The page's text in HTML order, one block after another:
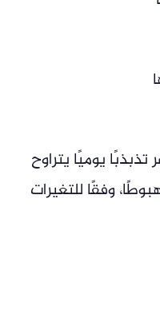
يوميًا يتراوح
وهبوطًا، وفقًا للتغيرات